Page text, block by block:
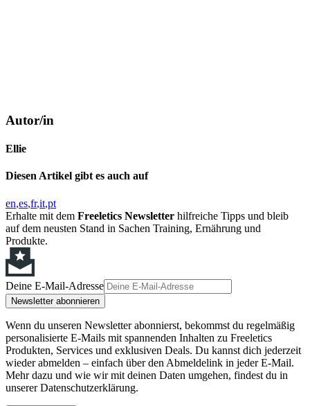
Autor/in
Ellie
Diesen Artikel gibt es auch auf
en es fr it pt
Erhalte mit dem Freeletics Newsletter hilfreiche Tipps und bleib
auf dem neusten Stand in Sachen Training, Ernährung und
Produkte.
Deine E-Mail-Adresse
Newsletter abonnieren
Wenn du unseren Newsletter abonnierst, bekommst du regelmäßig
personalisierte E-Mails mit spannenden Inhalten zu Freeletics
Produkten, Services und exklusiven Deals. Du kannst dich jederzeit
wieder abmelden – einfach über den Abmeldelink in jeder E-Mail.
Mehr dazu und wie wir mit deinen Daten umgehen, findest du in
unserer Datenschutzerklärung.